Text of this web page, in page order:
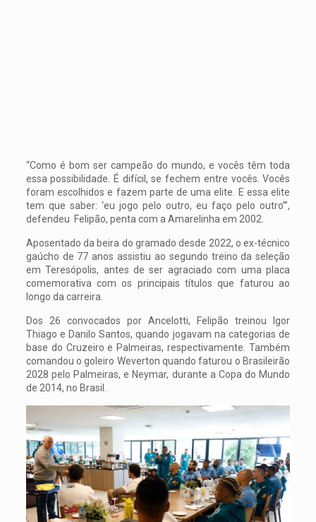
“Como é bom ser campeão do mundo, e vocês têm toda
essa possibilidade. É difícil, se fechem entre vocês. Vocês
foram escolhidos e fazem parte de uma elite. E essa elite
tem que saber: ‘eu jogo pelo outro, eu faço pelo outro’”,
defendeu Felipão, penta com a Amarelinha em 2002.
Aposentado da beira do gramado desde 2022, o ex-técnico
gaúcho de 77 anos assistiu ao segundo treino da seleção
em Teresópolis, antes de ser agraciado com uma placa
comemorativa com os principais títulos que faturou ao
longo da carreira.
Dos 26 convocados por Ancelotti, Felipão treinou Igor
Thiago e Danilo Santos, quando jogavam na categorias de
base do Cruzeiro e Palmeiras, respectivamente. Também
comandou o goleiro Weverton quando faturou o Brasileirão
2028 pelo Palmeiras, e Neymar, durante a Copa do Mundo
de 2014, no Brasil.